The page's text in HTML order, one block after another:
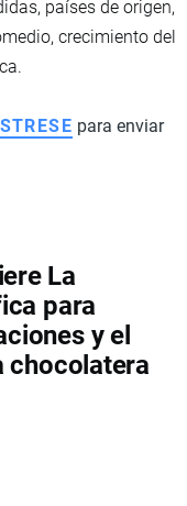
países de origen,
crecimiento del
para enviar
La
para
y el
chocolatera